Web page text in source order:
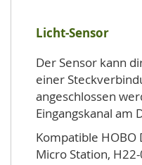
Licht-Sensor
Der Sensor kann
einer
angeschlossen
Eingangskanal am
Kompatible HOBO
Micro Station,